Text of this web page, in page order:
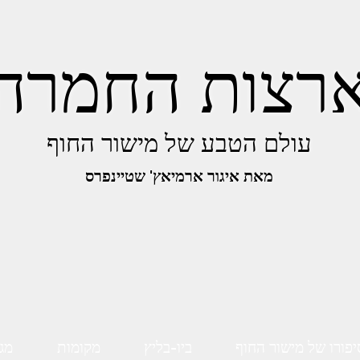
עולם הטבע של מישור החוף
מאת איגור ארמיאץ' שטיינפרס